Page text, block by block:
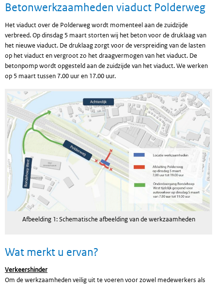
Betonwerkzaamheden viaduct Polderweg
Het viaduct over de Polderweg wordt momenteel aan de zuidzijde
verbreed. Op dinsdag 5 maart storten wij het beton voor de druklaag van
het nieuwe viaduct. De druklaag zorgt voor de verspreiding van de lasten
op het viaduct en vergroot zo het draagvermogen van het viaduct. De
betonpomp wordt opgesteld aan de zuidzijde van het viaduct. We werken
op 5 maart tussen 7.00 uur en 17.00 uur.
Afbeelding 1: Schematische afbeelding van de werkzaamheden
Wat merkt u ervan?
Verkeershinder
Om de werkzaamheden veilig uit te voeren voor zowel medewerkers als